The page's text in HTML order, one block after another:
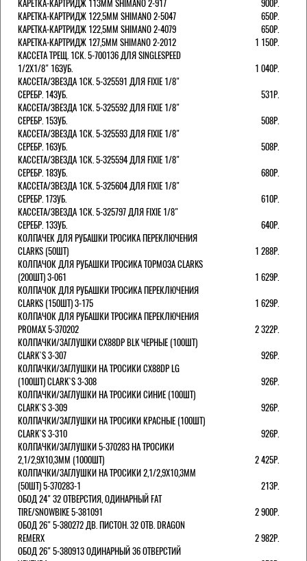
КАРЕТКА-КАРТРИДЖ 113ММ SHIMANO 2-917
900Р.
КАРЕТКА-КАРТРИДЖ 122,5ММ SHIMANO 2-5047
650Р.
КАРЕТКА-КАРТРИДЖ 122,5ММ SHIMANO 2-4079
650Р.
КАРЕТКА-КАРТРИДЖ 127,5ММ SHIMANO 2-2012
1 150Р.
КАССЕТА ТРЕЩ. 1СК. 5-700136 ДЛЯ SINGLESPEED
1/2X1/8" 16ЗУБ.
1 040Р.
КАССЕТА/ЗВЕЗДА 1СК. 5-325591 ДЛЯ FIXIE 1/8"
СЕРЕБР. 14ЗУБ.
531Р.
КАССЕТА/ЗВЕЗДА 1СК. 5-325592 ДЛЯ FIXIE 1/8"
СЕРЕБР. 15ЗУБ.
508Р.
КАССЕТА/ЗВЕЗДА 1СК. 5-325593 ДЛЯ FIXIE 1/8"
СЕРЕБР. 16ЗУБ.
508Р.
КАССЕТА/ЗВЕЗДА 1СК. 5-325594 ДЛЯ FIXIE 1/8"
СЕРЕБР. 18ЗУБ.
680Р.
КАССЕТА/ЗВЕЗДА 1СК. 5-325604 ДЛЯ FIXIE 1/8"
СЕРЕБР. 17ЗУБ.
610Р.
КАССЕТА/ЗВЕЗДА 1СК. 5-325797 ДЛЯ FIXIE 1/8"
СЕРЕБР. 13ЗУБ.
640Р.
КОЛПАЧЕК ДЛЯ РУБАШКИ ТРОСИКА ПЕРЕКЛЮЧЕНИЯ
CLARKS (50ШТ)
1 288Р.
КОЛПАЧОК ДЛЯ РУБАШКИ ТРОСИКА ТОРМОЗА CLARKS
(200ШТ) 3-061
1 629Р.
КОЛПАЧОК ДЛЯ РУБАШКИ ТРОСИКА ПЕРЕКЛЮЧЕНИЯ
CLARKS (150ШТ) 3-175
1 629Р.
КОЛПАЧОК ДЛЯ РУБАШКИ ТРОСИКА ПЕРЕКЛЮЧЕНИЯ
PROMAX 5-370202
2 322Р.
КОЛПАЧКИ/3АГЛУШКИ CX88DP BLK ЧЕРНЫЕ (100ШТ)
CLARK`S 3-307
926Р.
КОЛПАЧКИ/3АГЛУШКИ НА ТРОСИКИ CX88DP LG
(100ШТ) CLARK`S 3-308
926Р.
КОЛПАЧКИ/3АГЛУШКИ НА ТРОСИКИ СИНИЕ (100ШТ)
CLARK`S 3-309
926Р.
КОЛПАЧКИ/3АГЛУШКИ НА ТРОСИКИ КРАСНЫЕ (100ШТ)
CLARK`S 3-310
926Р.
КОЛПАЧКИ/3АГЛУШКИ 5-370283 НА ТРОСИКИ
2,1/2,9Х10,3ММ (1000ШТ)
2 425Р.
КОЛПАЧКИ/3АГЛУШКИ НА ТРОСИКИ 2,1/2,9Х10,3ММ
(50ШТ) 5-370283-1
213Р.
ОБОД 24" 32 ОТВЕРСТИЯ, ОДИНАРНЫЙ FAT
TIRE/SNOWBIKE 5-381091
2 900Р.
ОБОД 26" 5-380272 ДВ. ПИСТОН. 32 ОТВ. DRAGON
REMERX
2 982Р.
ОБОД 26" 5-380913 ОДИНАРНЫЙ 36 ОТВЕРСТИЙ